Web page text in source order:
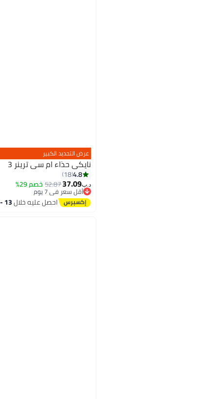
عرض التجديد الكبير
نايكي حذاء ام سي ترينر 3
4.8
18
د.ب‏37.09
52.87خصم 29% أقل سعر في 7 يوم
بتخلّص بسرعة
أقل سعر في 7 يوماحصل عليه خلال13 - 14 اغسطس